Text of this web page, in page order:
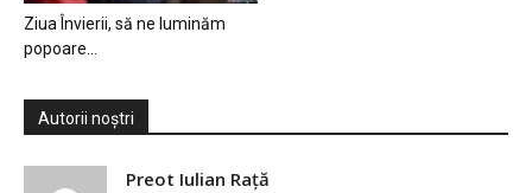
Ziua Învierii, să ne luminăm
popoare…
Autorii noștri
Preot Iulian Raţă